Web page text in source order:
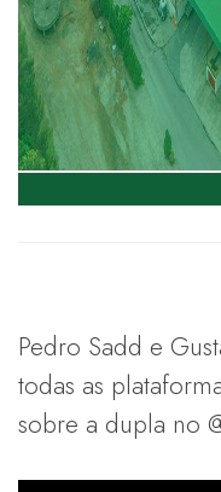
Pedro Sadd e
todas as
sobre a dupla no